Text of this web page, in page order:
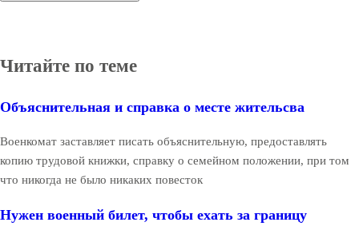
Читайте по теме
Объяснительная и справка о месте жительсва
Военкомат заставляет писать объяснительную, предоставлять
копию трудовой книжки, справку о семейном положении, при том
что никогда не было никаких повесток
Нужен военный билет, чтобы ехать за границу